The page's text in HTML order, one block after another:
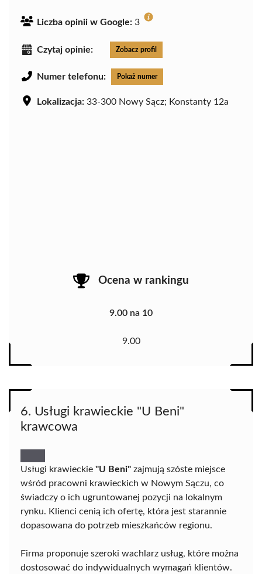
Liczba opinii w Google: 3
Czytaj opinie: Zobacz profil
Numer telefonu: Pokaż numer
Lokalizacja: 33-300 Nowy Sącz; Konstanty 12a
Ocena w rankingu
9.00 na 10
9.00
6. Usługi krawieckie "U Beni"
krawcowa
Usługi krawieckie "U Beni" zajmują szóste miejsce
wśród pracowni krawieckich w Nowym Sączu, co
świadczy o ich ugruntowanej pozycji na lokalnym
rynku. Klienci cenią ich ofertę, która jest starannie
dopasowana do potrzeb mieszkańców regionu.
Firma proponuje szeroki wachlarz usług, które można
dostosować do indywidualnych wymagań klientów.